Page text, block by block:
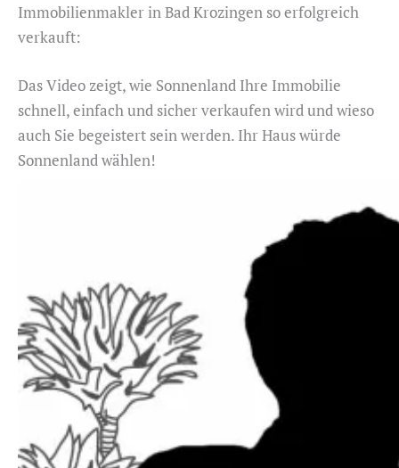
Immobilienmakler in Bad Krozingen so erfolgreich
verkauft:
Das Video zeigt, wie Sonnenland Ihre Immobilie
schnell, einfach und sicher verkaufen wird und wieso
auch Sie begeistert sein werden. Ihr Haus würde
Sonnenland wählen!